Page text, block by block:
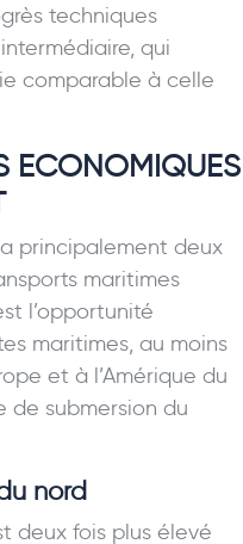
techniques
qui
comparable à celle
ECONOMIQUES
principalement deux
maritimes
l’opportunité
maritimes, au moins
et à l’Amérique du
de submersion du
nord
deux fois plus élevé